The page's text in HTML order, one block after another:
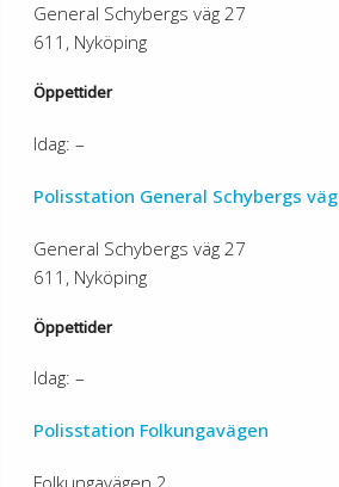
General Schybergs väg 27
611, Nyköping
Öppettider
Idag: –
Polisstation General Schybergs väg
General Schybergs väg 27
611, Nyköping
Öppettider
Idag: –
Polisstation Folkungavägen